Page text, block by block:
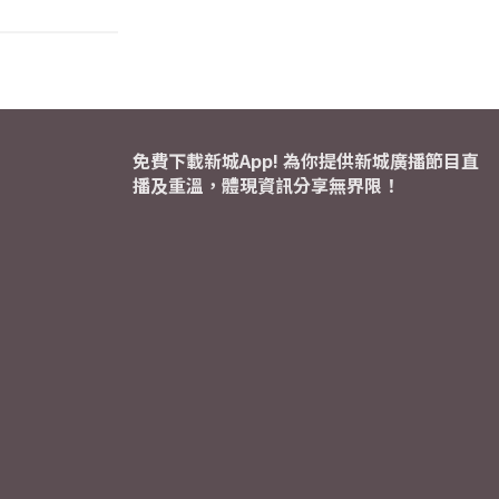
免費下載新城App! 為你提供新城廣播節目直
播及重溫，體現資訊分享無界限！